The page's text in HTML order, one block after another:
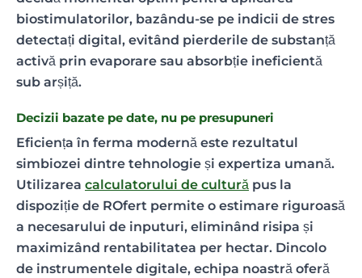
biostimulatorilor, bazându-se pe indicii de stres
detectați digital, evitând pierderile de substanță
activă prin evaporare sau absorbție ineficientă
sub arșiță.
Decizii bazate pe date, nu pe presupuneri
Eficiența în ferma modernă este rezultatul
simbiozei dintre tehnologie și expertiza umană.
Utilizarea calculatorului de cultură pus la
dispoziție de ROfert permite o estimare riguroasă
a necesarului de inputuri, eliminând risipa și
maximizând rentabilitatea per hectar. Dincolo
de instrumentele digitale, echipa noastră oferă